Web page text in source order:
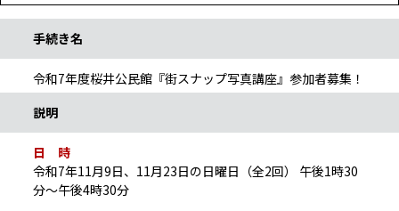
手続き名
令和7年度桜井公民館『街スナップ写真講座』参加者募集！
説明
日 時
令和7年11月9日、11月23日の日曜日（全2回） 午後1時30
分～午後4時30分